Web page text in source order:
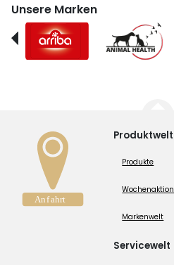
Unsere Marken
Produktwelt
Produkte
Wochenaktion
Markenwelt
Servicewelt